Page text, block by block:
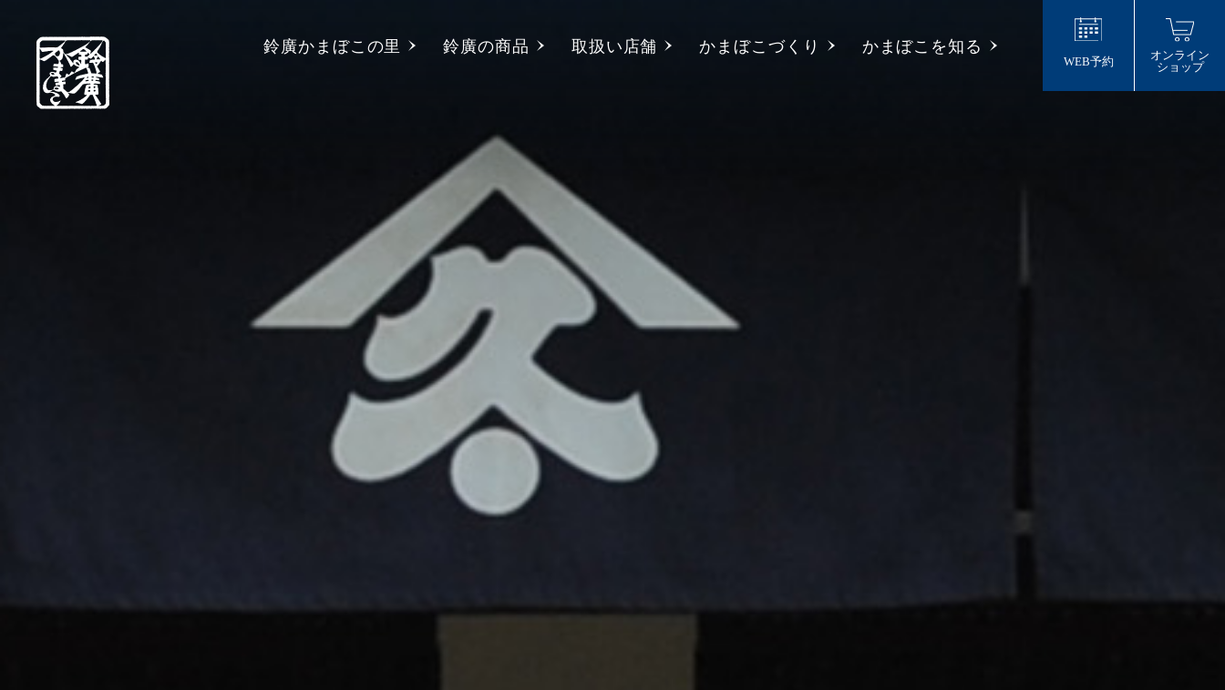
鈴廣かまぼこの里 鈴廣の商品 取扱い店舗 かまぼこづくり かまぼこを知る
WEB予約
オンライン
ショップ